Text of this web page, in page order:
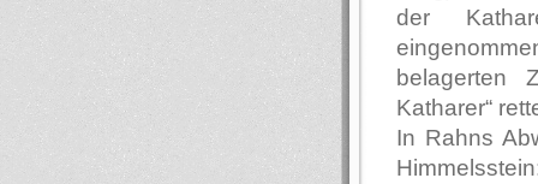
der
belagerten
Katharer“
In Rahns